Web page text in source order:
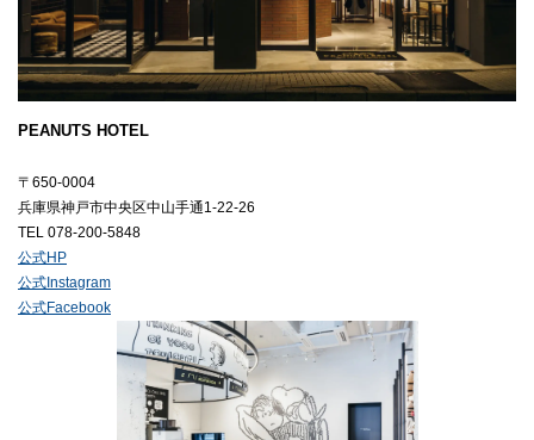
PEANUTS HOTEL
〒650-0004
兵庫県神戸市中央区中山手通1-22-26
TEL 078-200-5848
公式HP
公式Instagram
公式Facebook